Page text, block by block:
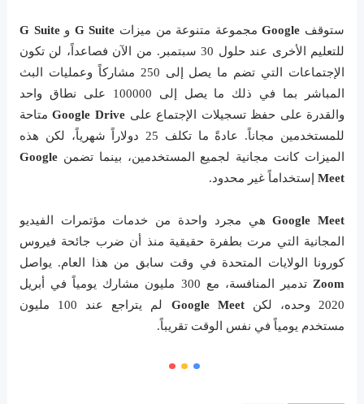
ستوقف Google مجموعة متنوعة من ميزات G Suite وG Suite
للتعليم الأخرى عند حلول 30 سبتمبر. من الآن فصاعداً، لن تكون
الإجتماعات التي تضم ما يصل إلى 250 مشاركاً وعمليات البث
المباشر بما في ذلك ما يصل إلى 100000 على نطاق واحد
والقدرة على حفظ تسجيلات الإجتماع على
متاحة
للمستخدمين مجاناً. عادةً ما تكلف 25 دولاراً شهرياً، لكن هذه
الميزات كانت مجانية لجميع المستخدمين، بينما تضمنGoogle
Meetإستخداماً غير محدود.
Google Meetهي مجرد واحدة من خدمات مؤتمرات الفيديو
المجانية التي مرت بطفرة حقيقية منذ أن ضرب جائحة فيروس
كورونا الولايات المتحدة في وقت سابق من هذا العام. يواصل
Zoom
تدمير المنافسة، مع 300 مليون مشارك يومياً في أبريل
2020 وحده، لكن
Google Meet
لم يتراجع عند 100 مليون
مستخدم يومياً في نفس الوقت تقريباً.